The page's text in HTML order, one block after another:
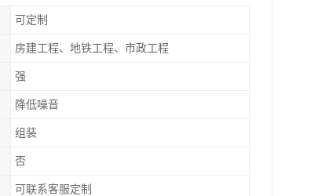
可定制
房建工程、地铁工程、市政工程
强
降低噪音
组装
否
可联系客服定制